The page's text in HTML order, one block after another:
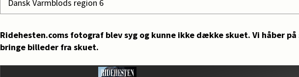
Dansk Varmblods region 6
Ridehesten.coms fotograf blev syg og kunne ikke dække skuet. Vi håber
bringe billeder fra skuet.